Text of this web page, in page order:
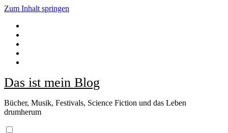
Zum Inhalt springen
Das ist mein Blog
Bücher, Musik, Festivals, Science Fiction und das Leben
drumherum